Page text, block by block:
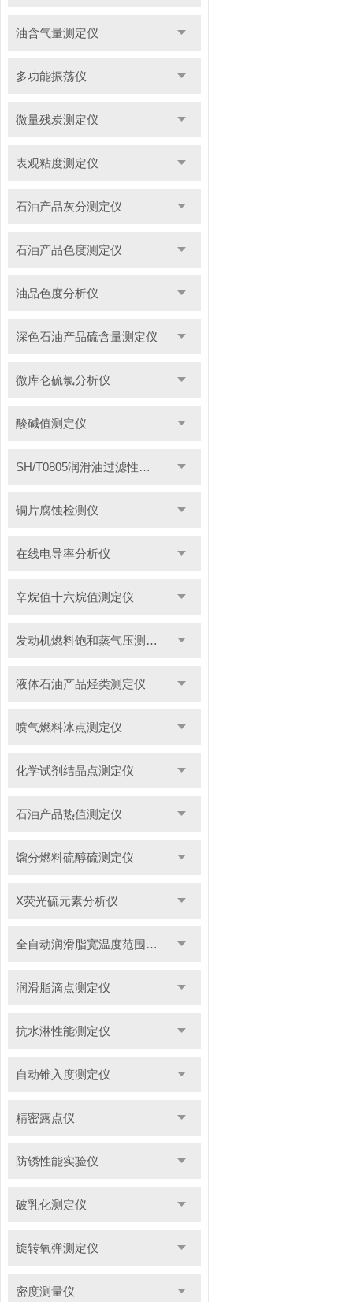
油含气量测定仪
多功能振荡仪
微量残炭测定仪
表观粘度测定仪
石油产品灰分测定仪
石油产品色度测定仪
油品色度分析仪
深色石油产品硫含量测定仪
微库仑硫氯分析仪
酸碱值测定仪
SH/T0805润滑油过滤性测定仪
铜片腐蚀检测仪
在线电导率分析仪
辛烷值十六烷值测定仪
发动机燃料饱和蒸气压测定仪
液体石油产品烃类测定仪
喷气燃料冰点测定仪
化学试剂结晶点测定仪
石油产品热值测定仪
馏分燃料硫醇硫测定仪
X荧光硫元素分析仪
全自动润滑脂宽温度范围滴点测定仪
润滑脂滴点测定仪
抗水淋性能测定仪
自动锥入度测定仪
精密露点仪
防锈性能实验仪
破乳化测定仪
旋转氧弹测定仪
密度测量仪